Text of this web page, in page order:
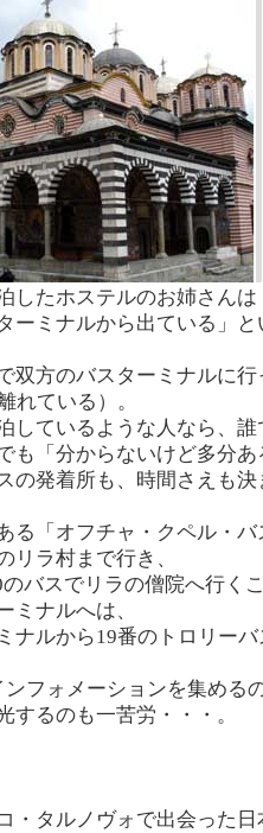
したホステルのお姉さん
ーミナルから出ている」と
双方のバスターミナルに
れている）。
しているような人なら、
も「分からないけど多分
の発着所も、時間さえも
る「オフチャ・クペル・
リラ村まで行き、
バスでリラの僧院へ行く
ミナルへは、
ナルから19番のトロリー
ンフォメーションを集める
するのも一苦労・・・。
・タルノヴォで出会った